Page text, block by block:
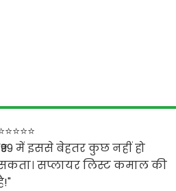
में इससे बेहतर कुछ नहीं हो
सप्लायर लिस्ट कमाल की